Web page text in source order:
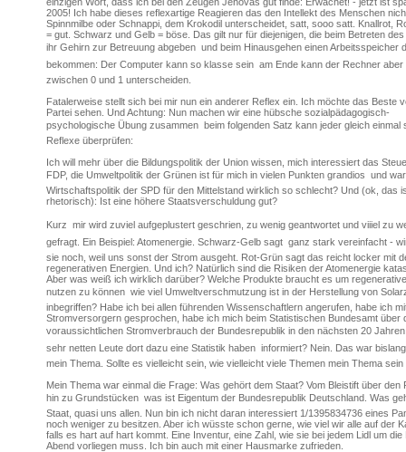
2005! Ich habe dieses reflexartige Reagieren das den Intellekt des Menschen
Spinnmilbe oder Schnappi, dem Krokodil unterscheidet, satt, sooo satt. Knallrot,
= gut. Schwarz und Gelb = böse. Das gilt nur für diejenigen, die beim Betreten
ihr Gehirn zur Betreuung abgeben  und beim Hinausgehen einen Arbeitsspeicher
bekommen: Der Computer kann so klasse sein  am Ende kann der Rechner aber
zwischen 0 und 1 unterscheiden.
Fatalerweise stellt sich bei mir nun ein anderer Reflex ein. Ich möchte das Beste
Partei sehen. Und Achtung: Nun machen wir eine hübsche sozialpädagogisch-
psychologische Übung zusammen  beim folgenden Satz kann jeder gleich einmal
Reflexe überprüfen:
Ich will mehr über die Bildungspolitik der Union wissen, mich interessiert das
FDP, die Umweltpolitik der Grünen ist für mich in vielen Punkten grandios  und
Wirtschaftspolitik der SPD für den Mittelstand wirklich so schlecht? Und (ok, das
rhetorisch): Ist eine höhere Staatsverschuldung gut?
Kurz  mir wird zuviel aufgeplustert geschrien, zu wenig geantwortet und viiiel zu
gefragt. Ein Beispiel: Atomenergie. Schwarz-Gelb sagt  ganz stark vereinfacht -
sie noch, weil uns sonst der Strom ausgeht. Rot-Grün sagt das reicht locker mit
regenerativen Energien. Und ich? Natürlich sind die Risiken der Atomenergie
Aber was weiß ich wirklich darüber? Welche Produkte braucht es um
nutzen zu können  wie viel Umweltverschmutzung ist in der Herstellung von
inbegriffen? Habe ich bei allen führenden Wissenschaftlern angerufen, habe ich
Stromversorgern gesprochen, habe ich mich beim Statistischen Bundesamt über
voraussichtlichen Stromverbrauch der Bundesrepublik in den nächsten 20 Jahren
sehr netten Leute dort dazu eine Statistik haben  informiert? Nein. Das war
mein Thema. Sollte es vielleicht sein, wie vielleicht viele Themen mein Thema sein
Mein Thema war einmal die Frage: Was gehört dem Staat? Vom Bleistift über den
hin zu Grundstücken  was ist Eigentum der Bundesrepublik Deutschland. Was
Staat, quasi uns allen. Nun bin ich nicht daran interessiert 1/1395834736 eines
noch weniger zu besitzen. Aber ich wüsste schon gerne, wie viel wir alle auf der
falls es hart auf hart kommt. Eine Inventur, eine Zahl, wie sie bei jedem Lidl um die
Abend vorliegen muss. Ich bin auch mit einer Hausmarke zufrieden.